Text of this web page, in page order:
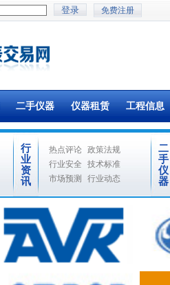
免费注册
二手仪器 仪器租赁 工程信息
行
业
资
讯
热点评论 政策法规
行业安全
技术标准
市场预测
行业动态
二
手
仪
器